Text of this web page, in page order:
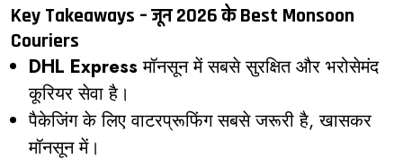
Key Takeaways – जून 2026 के Best Monsoon
Couriers
DHL Express मॉनसून में सबसे सुरक्षित और भरोसेमंद
कूरियर सेवा है।
पैकेजिंग के लिए वाटरप्रूफिंग सबसे जरूरी है, खासकर
मॉनसून में।